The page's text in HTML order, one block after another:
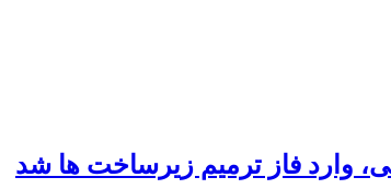
وارد فاز ترمیم زیرساخت ها شد